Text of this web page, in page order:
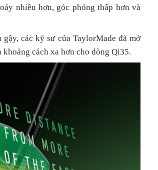
nhiều hơn, góc phóng thấp hơn và
các kỹ sư của TaylorMade đã mở
cách xa hơn cho dòng Qi35.